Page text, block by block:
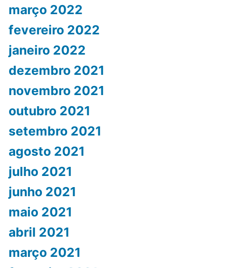
março 2022
fevereiro 2022
janeiro 2022
dezembro 2021
novembro 2021
outubro 2021
setembro 2021
agosto 2021
julho 2021
junho 2021
maio 2021
abril 2021
março 2021